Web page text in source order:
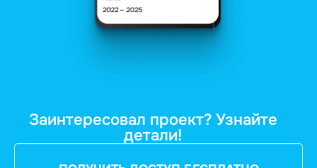
Заинтересовал проект? Узнайте
детали!